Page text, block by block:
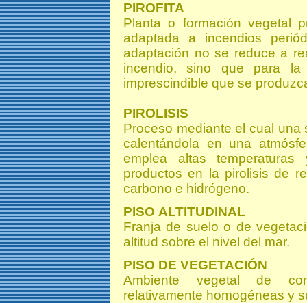
PIROFITA
Planta o formación vegetal
adaptada a incendios
adaptación no se reduce a
incendio, sino que para la
imprescindible que se
PIROLISIS
Proceso mediante el cual
calentándola en una
emplea altas
productos en la pirolisis de
carbono e hidrógeno.
PISO ALTITUDINAL
Franja de suelo o de
altitud sobre el nivel del mar.
PISO DE VEGETACIÓN
Ambiente vegetal de
relativamente homogéneas y